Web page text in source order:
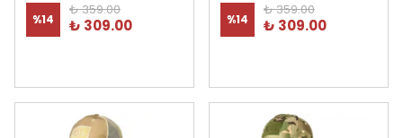
%14
₺ 359.00
₺ 309.00 %14
₺ 359.00
₺ 309.00